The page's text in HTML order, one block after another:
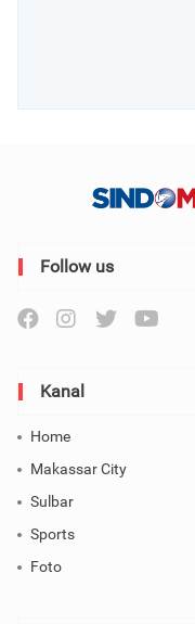
Follow us
Kanal
Home
Makassar City
Sulbar
Sports
Foto